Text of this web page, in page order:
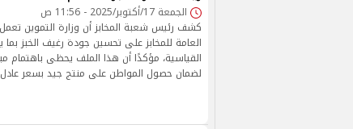
الجمعة 17/أكتوبر/2025 - 11:56 ص
كشف رئيس شعبة المخابز أن وزارة التموين
العامة للمخابز على تحسين جودة رغيف الخبز
القياسية، مؤكدًا أن هذا الملف يحظى باهتمام
لضمان حصول المواطن على منتج جيد بسعر